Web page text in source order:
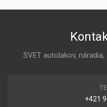
SVET autolakov,
+421